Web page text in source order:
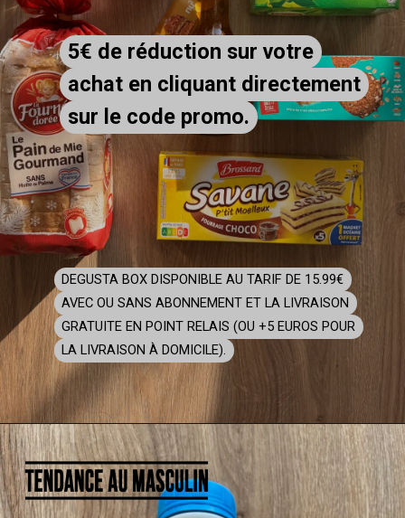
5€ de réduction sur votre
achat en cliquant directement
sur le code promo.
5€ de réduction sur votre
achat en cliquant directement
sur le code promo.
DEGUSTA BOX DISPONIBLE AU TARIF DE 15.99€
AVEC OU SANS ABONNEMENT ET LA LIVRAISON
GRATUITE EN POINT RELAIS (OU +5 EUROS POUR
LA LIVRAISON À DOMICILE).
DEGUSTA BOX DISPONIBLE AU TARIF DE 15.99€
AVEC OU SANS ABONNEMENT ET LA LIVRAISON
GRATUITE EN POINT RELAIS (OU +5 EUROS POUR
LA LIVRAISON À DOMICILE).